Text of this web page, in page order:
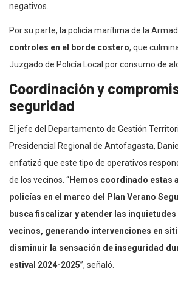
negativos.
Por su parte, la policía marítima de la
controles en el borde costero, que
Juzgado de Policía Local por consumo de
Coordinación y
seguridad
El jefe del Departamento de Gestión
Presidencial Regional de Antofagasta,
enfatizó que este tipo de operativos
de los vecinos. “Hemos coordinado estas
policías en el marco del Plan Verano
busca fiscalizar y atender las inquietudes
vecinos, generando intervenciones en
disminuir la sensación de inseguridad
estival 2024-2025”, señaló.